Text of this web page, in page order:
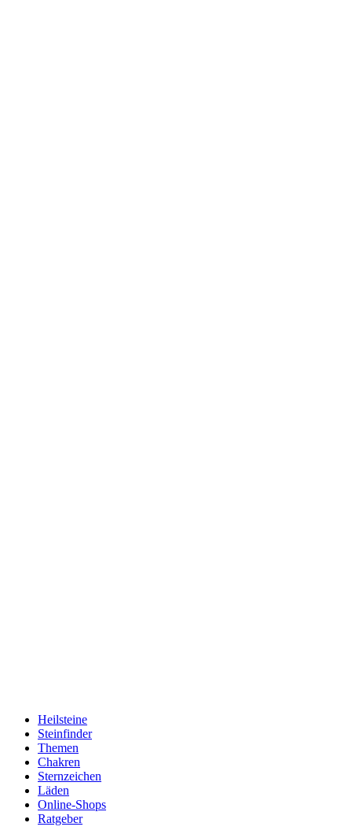
Heilsteine
Steinfinder
Themen
Chakren
Sternzeichen
Läden
Online-Shops
Ratgeber